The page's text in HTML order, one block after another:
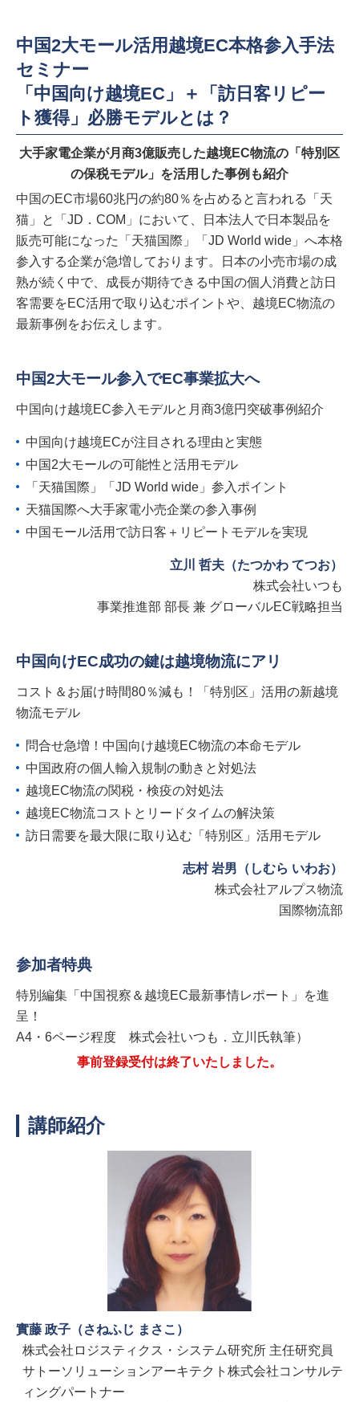
中国2大モール活用越境EC本格参入手法
セミナー
「中国向け越境EC」＋「訪日客リピー
ト獲得」必勝モデルとは？
大手家電企業が月商3億販売した越境EC物流の「特別区
の保税モデル」を活用した事例も紹介
中国のEC市場60兆円の約80％を占めると言われる「天
猫」と「JD．COM」において、日本法人で日本製品を
販売可能になった「天猫国際」「JD World wide」へ本格
参入する企業が急増しております。日本の小売市場の成
熟が続く中で、成長が期待できる中国の個人消費と訪日
客需要をEC活用で取り込むポイントや、越境EC物流の
最新事例をお伝えします。
中国2大モール参入でEC事業拡大へ
中国向け越境EC参入モデルと月商3億円突破事例紹介
中国向け越境ECが注目される理由と実態
中国2大モールの可能性と活用モデル
「天猫国際」「JD World wide」参入ポイント
天猫国際へ大手家電小売企業の参入事例
中国モール活用で訪日客＋リピートモデルを実現
立川 哲夫（たつかわ てつお）
株式会社いつも
事業推進部 部長 兼 グローバルEC戦略担当
中国向けEC成功の鍵は越境物流にアリ
コスト＆お届け時間80％減も！「特別区」活用の新越境
物流モデル
問合せ急増！中国向け越境EC物流の本命モデル
中国政府の個人輸入規制の動きと対処法
越境EC物流の関税・検疫の対処法
越境EC物流コストとリードタイムの解決策
訪日需要を最大限に取り込む「特別区」活用モデル
志村 岩男（しむら いわお）
株式会社アルプス物流
国際物流部
参加者特典
特別編集「中国視察＆越境EC最新事情レポート」を進
呈！
A4・6ページ程度 株式会社いつも．立川氏執筆）
事前登録受付は終了いたしました。
講師紹介
實藤 政子（さねふじ まさこ）
株式会社ロジスティクス・システム研究所 主任研究員
サトーソリューションアーキテクト株式会社コンサルテ
ィングパートナー